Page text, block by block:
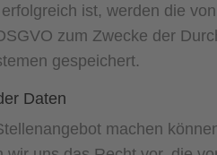
ist, werden die
zum Zwecke der
gespeichert.
Daten
machen